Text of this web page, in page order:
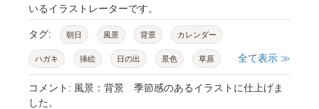
いるイラストレーターです。
タグ: 朝日 風景 背景 カレンダー
ハガキ 挿絵 日の出 景色 草原 全て表示 ≫
コメント: 風景：背景 季節感のあるイラストに仕上げま
した。